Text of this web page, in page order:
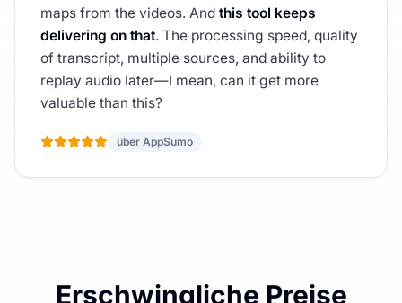
maps from the videos. And this tool keeps
delivering on that. The processing speed, quality
of transcript, multiple sources, and ability to
replay audio later—I mean, can it get more
valuable than this?
über AppSumo
Erschwingliche Preise